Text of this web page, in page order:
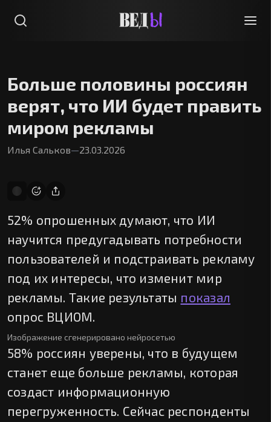
Больше половины россиян
верят, что ИИ будет править
миром рекламы
Илья Сальков—23.03.2026
52% опрошенных думают, что ИИ
научится предугадывать потребности
пользователей и подстраивать рекламу
под их интересы, что изменит мир
рекламы. Такие результаты показал
опрос ВЦИОМ.
Изображение сгенерировано нейросетью
58% россиян уверены, что в будущем
станет еще больше рекламы, которая
создаст информационную
перегруженность. Сейчас респонденты